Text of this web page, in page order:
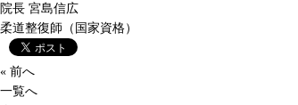
院長 宮島信広
柔道整復師（国家資格）
« 前へ
一覧へ